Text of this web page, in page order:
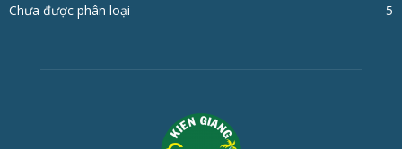
Chưa được phân loại
5